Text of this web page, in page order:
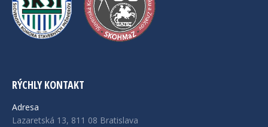
RÝCHLY KONTAKT
Adresa
Lazaretská 13, 811 08 Bratislava